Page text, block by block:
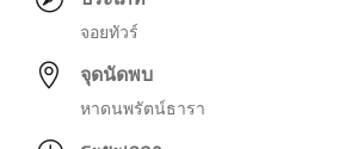
จอยทัวร์
จุดนัดพบ
หาดนพรัตน์ธารา